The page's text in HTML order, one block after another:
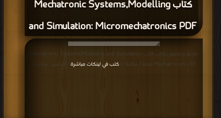
كتاب Mechatronic Systems,Modelling
and Simulation: Micromechatronics PDF
قراءة و تحميل كتاب كتاب Mechatronic Systems,Modelling and Simulation:
Mechatronics PDF مجانا | مكتبة >
كتب في لينكات مباشرة | التحميل : مرة/مرات